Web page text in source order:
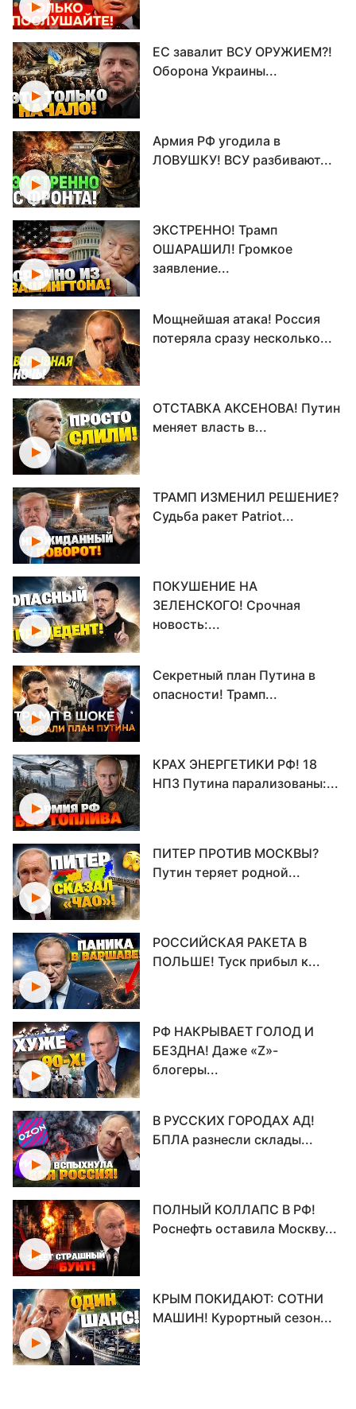
ЕС завалит ВСУ ОРУЖИЕМ?!
Оборона Украины...
Армия РФ угодила в
ЛОВУШКУ! ВСУ разбивают...
ЭКСТРЕННО! Трамп
ОШАРАШИЛ! Громкое
заявление...
Мощнейшая атака! Россия
потеряла сразу несколько...
ОТСТАВКА АКСЕНОВА! Путин
меняет власть в...
ТРАМП ИЗМЕНИЛ РЕШЕНИЕ?
Судьба ракет Patriot...
ПОКУШЕНИЕ НА
ЗЕЛЕНСКОГО! Срочная
новость:...
Секретный план Путина в
опасности! Трамп...
КРАХ ЭНЕРГЕТИКИ РФ! 18
НПЗ Путина парализованы:...
ПИТЕР ПРОТИВ МОСКВЫ?
Путин теряет родной...
РОССИЙСКАЯ РАКЕТА В
ПОЛЬШЕ! Туск прибыл к...
РФ НАКРЫВАЕТ ГОЛОД И
БЕЗДНА! Даже «Z»-
блогеры...
В РУССКИХ ГОРОДАХ АД!
БПЛА разнесли склады...
ПОЛНЫЙ КОЛЛАПС В РФ!
Роснефть оставила Москву...
КРЫМ ПОКИДАЮТ: СОТНИ
МАШИН! Курортный сезон...